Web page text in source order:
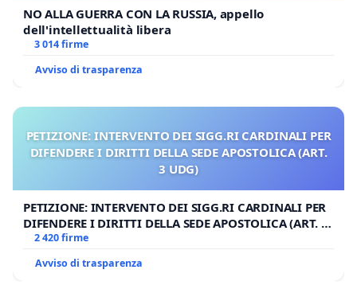
NO ALLA GUERRA CON LA RUSSIA, appello
dell'intellettualità libera
3 014 firme
Avviso di trasparenza
PETIZIONE: INTERVENTO DEI SIGG.RI CARDINALI PER
DIFENDERE I DIRITTI DELLA SEDE APOSTOLICA (ART.
3 UDG)
PETIZIONE: INTERVENTO DEI SIGG.RI CARDINALI PER
DIFENDERE I DIRITTI DELLA SEDE APOSTOLICA (ART. 3
UDG)
2 420 firme
Avviso di trasparenza